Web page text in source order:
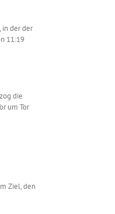
in der der
11:19
die
um Tor
Ziel, den